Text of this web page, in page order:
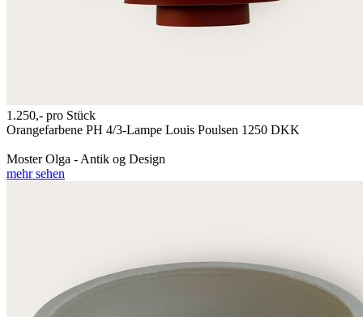
1.250,- pro Stück
Orangefarbene PH 4/3-Lampe Louis Poulsen 1250 DKK
Moster Olga - Antik og Design
mehr sehen